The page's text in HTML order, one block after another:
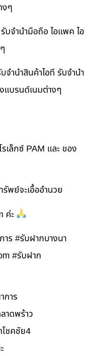
งๆ
บจำนำมือถือ ไอแพค ไอ
ำนำสินค้าไอที รับจำนำ
แบรนด์เนมต่างๆ
เล็กซ์ PAM และ ของ
พย์จะเอื้ออำนวย
ค่ะ
ร #รับฝากบางนา
#รับฝาก
การ
าดพร้าว
โชคชัย4